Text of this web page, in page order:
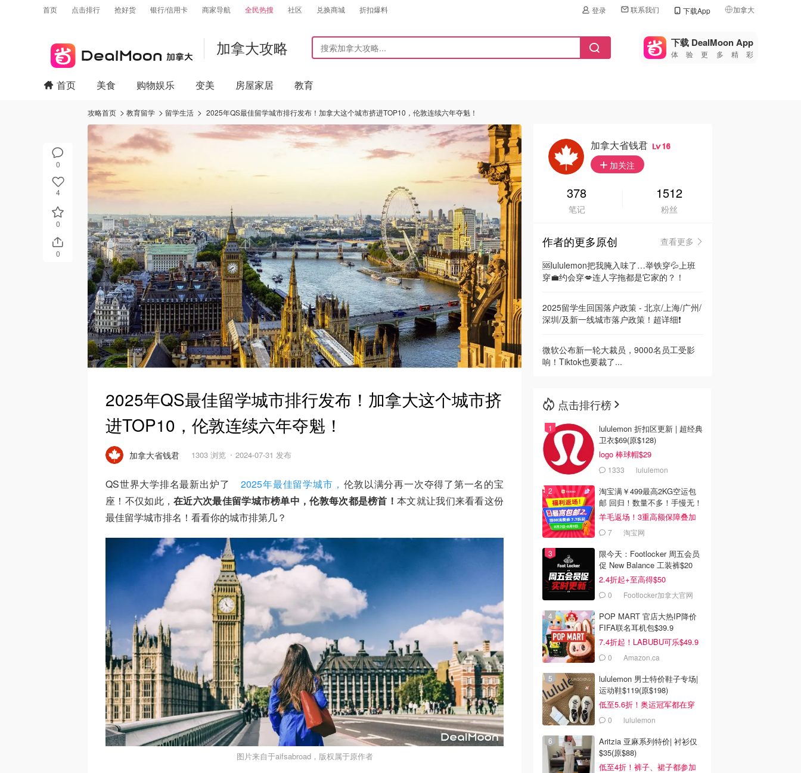
首页 点击排行 抢好货 银行/信用卡 商家导航 全民热搜 社区 兑换商城 折扣爆料 登录 联系我们 下载App 加拿大
🇺🇸
美国
🇨🇳中国
🇩🇪
🇮🇹
🇦🇺
🇳🇿新西兰
加拿大攻略 下载 DealMoon App
体验更多精彩
0
4
0
0
首页 美食 购物娱乐 变美 房屋家居 教育
攻略首页 教育留学 留学生活 2025年QS最佳留学城市排行发布！加拿大这个城市挤进TOP10，伦敦连续六年夺魁！
2025年QS最佳留学城市排行发布！加拿大这个城市挤
进TOP10，伦敦连续六年夺魁！
加拿大省钱君 1303 浏览 2024-07-31 发布
QS世界大学排名最新出炉了 2025年最佳留学城市， 伦敦以满分再一次夺得了第一名的宝
座！不仅如此，在近六次最佳留学城市榜单中，伦敦每次都是榜首！本文就让我们来看看这份
最佳留学城市排名！看看你的城市排第几？
图片来自于aifsabroad，版权属于原作者
加拿大省钱君 16
加关注
378
笔记
1512
粉丝
作者的更多原创
查看更多
🆘lululemon把我腌入味了…举铁穿💦上班
穿💼约会穿💋连人字拖都是它家的？！
2025留学生回国落户政策 - 北京/上海/广州/
深圳/及新一线城市落户政策！超详细❗
微软公布新一轮大裁员，9000名员工受影
响！Tiktok也要裁了...
点击排行榜
lululemon 折扣区更新 | 超经典
卫衣$69(原$128)
logo 棒球帽$29
1333 lululemon
淘宝满￥499最高2KG空运包
邮 回归！数量不多！手慢无！
羊毛返场！3重高额保障叠加
7 淘宝网
限今天：Footlocker 周五会员
促 New Balance 工装裤$20
2.4折起+至高得$50
0 Footlocker加拿大官网
POP MART 官店大热IP降价
FIFA联名耳机包$39.9
7.4折起！LABUBU可乐$49.9
0 Amazon.ca
lululemon 男士特价鞋子专场|
运动鞋$119(原$198)
低至5.6折！奥运冠军都在穿
0 lululemon
Aritzia 亚麻系列特价| 衬衫仅
$35(原$88)
低至4折！裤子、裙子都参加